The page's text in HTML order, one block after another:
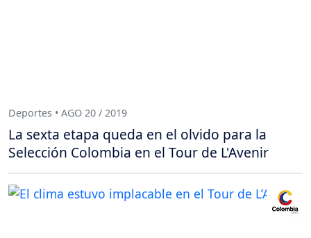
Deportes • AGO 20 / 2019
La sexta etapa queda en el olvido para la
Selección Colombia en el Tour de L'Avenir